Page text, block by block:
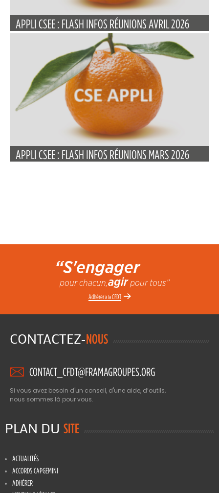
APPLI CSEE : FLASH INFOS RÉUNIONS AVRIL 2026
APPLI CSEE : FLASH INFOS RÉUNIONS MARS 2026
“S'engager
pour chacun,agirpour tous”
Adhérerà laCFDT
CONTACTEZ-NOUS
CONTACT_CFDT@FRAMAGROUPES.ORG
Si vous avez besoin d'un conseil, d'une aide, d’outils,
nous sommes là pour vous.
PLAN DU SITE
ACTUALITÉS
ACCORDS CAPGEMINI
ADHÉRER